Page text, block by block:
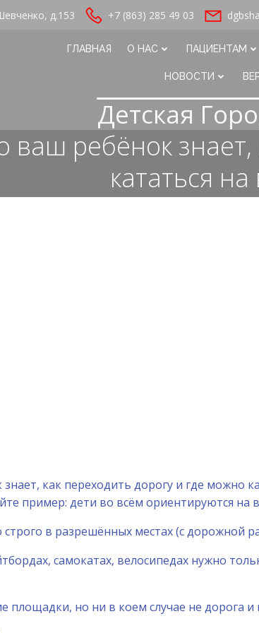
д.153 +7 (863) 285 49 03
ГЛАВНАЯ О НАС ПАЦИЕНТАМ
НОВОСТИ
Детская
ваш ребёнок
кататься
как переходить дорогу и где можно
пример: дети во всём ориентируются на
в разрешённых местах (с дорожной
самокатах, велосипедах нужно
площадки, но ни в коем случае не дорога